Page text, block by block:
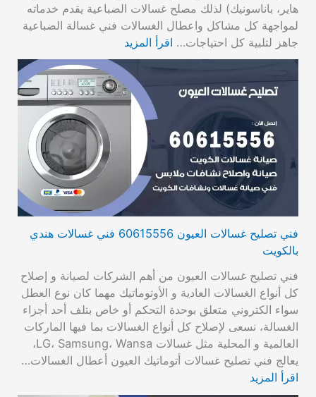
هاير، باناسونيك) لذلك مصلح غسالات الضباعية يقدم خدماته
لمواجهة كل مشاكل واعطال الغسالات فني غسالة الضباعية
جاهز لتلبية كل احتياجات… اقرأ المزيد
فني تصليح غسالات العيون 60615556 فني غسالات هندي
بالكويت
فني تصليح غسالات العيون من أهم الشركات لصيانة و إصلاح
كل أنواع الغسالات العادية و الأوتوماتيك مهما كان نوع العطل
سواء الكتروني متعلق بوحدة التحكم أو خاص بتلف أحد أجزاء
الغسالة، نسعى لإصلاح كل أنواع الغسالات بما فيها الماركات
العالمية و المحلية مثل غسالات LG، Samsung، Wansa،
يعالج فني تصليح غسالات أتوماتيك العيون أعطال الغسالات…
اقرأ المزيد